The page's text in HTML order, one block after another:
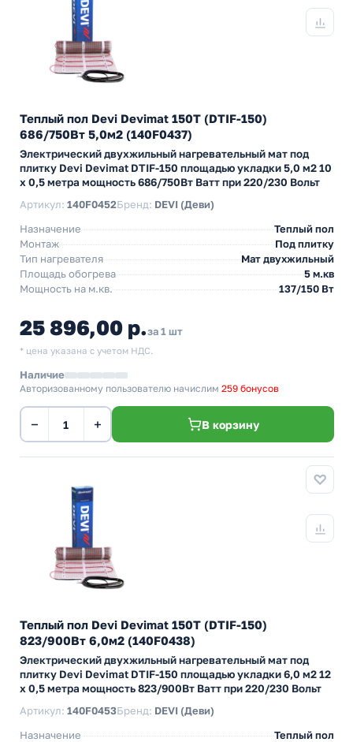
Теплый пол Devi Devimat 150T (DTIF-150)
686/750Вт 5,0м2 (140F0437)
Электрический двухжильный нагревательный мат под
плитку Devi Devimat DTIF-150 площадью укладки 5,0 м2 10
х 0,5 метра мощность 686/750Вт Ватт при 220/230 Вольт
Артикул: 140F0452Бренд: DEVI (Деви)
Назначение
Теплый пол
Монтаж
Под плитку
Тип нагревателя
Мат двухжильный
Площадь обогрева
5 м.кв
Мощность на м.кв.
137/150 Вт
25 896,00 р.за 1 шт
* цена указана с учетом НДС.
Наличие
Авторизованному пользователю начислим 259 бонусов
− + В корзину
Теплый пол Devi Devimat 150T (DTIF-150)
823/900Вт 6,0м2 (140F0438)
Электрический двухжильный нагревательный мат под
плитку Devi Devimat DTIF-150 площадью укладки 6,0 м2 12
х 0,5 метра мощность 823/900Вт Ватт при 220/230 Вольт
Артикул: 140F0453Бренд: DEVI (Деви)
Назначение
Теплый пол